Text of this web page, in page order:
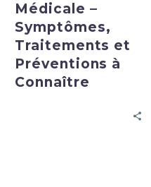
Médicale –
Symptômes,
Traitements et
Préventions à
Connaître